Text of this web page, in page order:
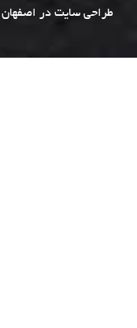
طراحی سایت در اصفهان